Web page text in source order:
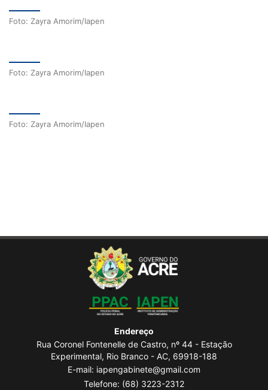
Foto: Zayra Amorim/Iapen
Foto: Zayra Amorim/Iapen
Foto: Zayra Amorim/Iapen
Endereço
Rua Coronel Fontenelle de Castro, nº 44 - Estação
Experimental, Rio Branco - AC, 69918-188
E-mail: iapengabinete@gmail.com
Telefone: (68) 3223-2312